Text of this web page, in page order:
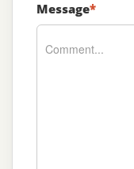
Message*